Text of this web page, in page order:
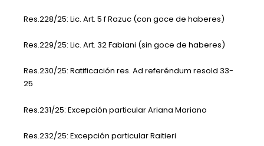
Res.228/25: Lic. Art. 5 f Razuc (con goce de haberes)
Res.229/25: Lic. Art. 32 Fabiani (sin goce de haberes)
Res.230/25: Ratificación res. Ad referéndum resold 33-
25
Res.231/25: Excepción particular Ariana Mariano
Res.232/25: Excepción particular Raitieri